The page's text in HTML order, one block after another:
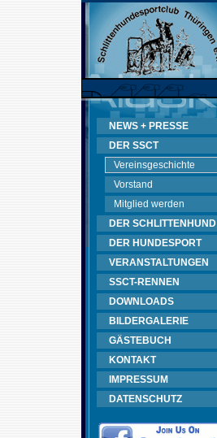
NEWS + PRESSE
DER SSCT
Vereinsgeschichte
Vorstand
Mitglied werden
DER SCHLITTENHUND
DER HUNDESPORT
VERANSTALTUNGEN
SSCT-RENNEN
DOWNLOADS
BILDERGALERIE
GÄSTEBUCH
KONTAKT
IMPRESSUM
DATENSCHUTZ